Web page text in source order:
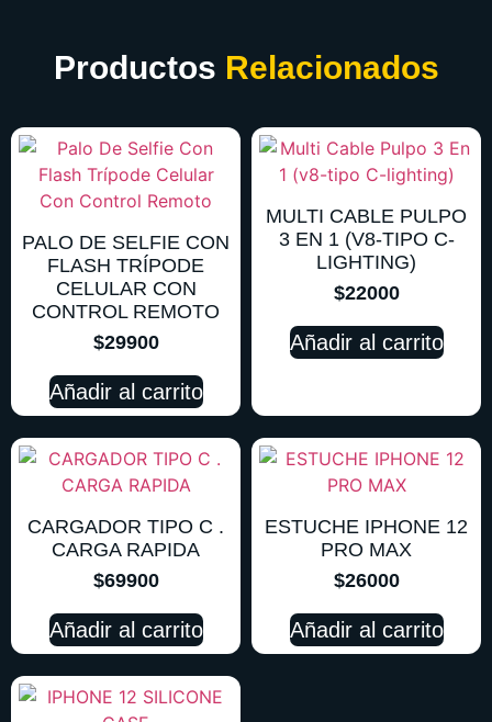
Productos Relacionados
PALO DE SELFIE CON
FLASH TRÍPODE
CELULAR CON
CONTROL REMOTO
$29900
Añadir al carrito
MULTI CABLE PULPO
3 EN 1 (V8-TIPO C-
LIGHTING)
$22000
Añadir al carrito
CARGADOR TIPO C .
CARGA RAPIDA
$69900
Añadir al carrito
ESTUCHE IPHONE 12
PRO MAX
$26000
Añadir al carrito